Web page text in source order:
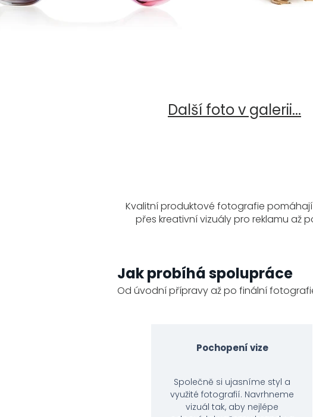
Další foto v galerii...
Kvalitní produktové fotografie
přes kreativní vizuály pro reklamu až
Jak probíhá spolupráce
Od úvodní přípravy až po finální
Pochopení vize
Společně si ujasníme styl a
využité fotografií. Navrhneme
vizuál tak, aby nejlépe